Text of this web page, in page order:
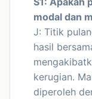
modal dan
J: Titik
hasil
kerugian.
diperoleh